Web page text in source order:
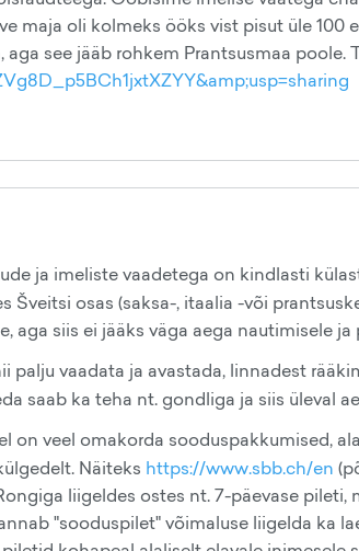
maja oli kolmeks ööks vist pisut üle 100
aga see jääb rohkem Prantsusmaa
ja imeliste vaadetega on kindlasti
Šveitsi osas (saksa-, itaalia -või
aga siis ei jääks väga aega nautimisele
palju vaadata ja avastada, linnadest
saab ka teha nt. gondliga ja siis üleval
on veel omakorda sooduspakkumised,
Näiteks https://www.sbb.ch/en
liigeldes ostes nt. 7-päevase
"sooduspilet" võimaluse liigelda ka